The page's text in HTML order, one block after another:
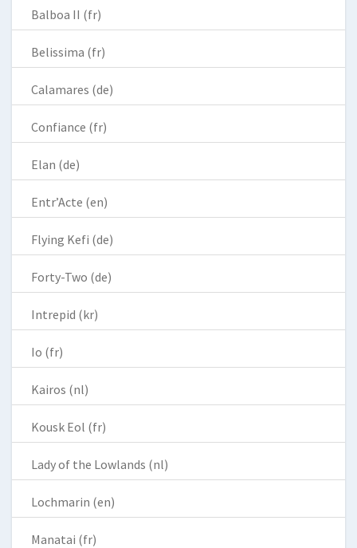
Balboa II (fr)
Belissima (fr)
Calamares (de)
Confiance (fr)
Elan (de)
Entr’Acte (en)
Flying Kefi (de)
Forty-Two (de)
Intrepid (kr)
Io (fr)
Kairos (nl)
Kousk Eol (fr)
Lady of the Lowlands (nl)
Lochmarin (en)
Manatai (fr)